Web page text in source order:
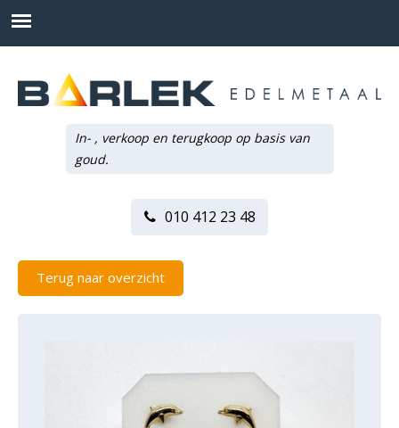
In- , verkoop en terugkoop op basis van
goud.
010 412 23 48
Terug naar overzicht